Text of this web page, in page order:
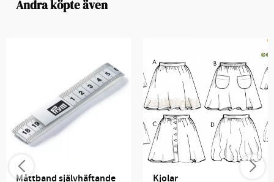
Andra köpte även
Måttband självhäftande
Kjolar